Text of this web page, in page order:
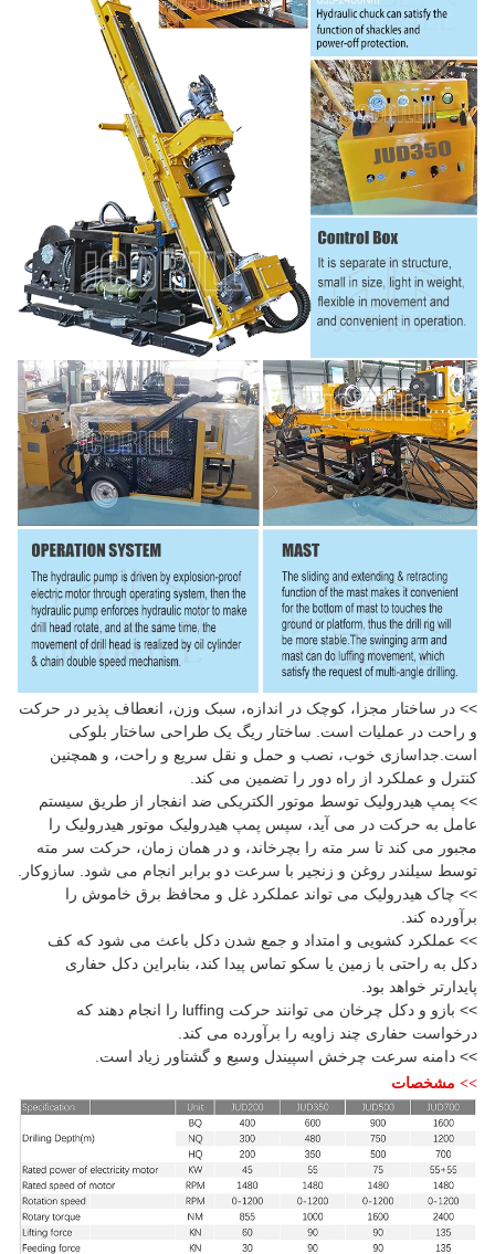
>> در ساختار مجزا، کوچک در اندازه، سبک وزن، انعطاف پذیر در حرکت
و راحت در عملیات است. ساختار ریگ یک طراحی ساختار بلوکی
است.جداسازی خوب، نصب و حمل و نقل سریع و راحت، و همچنین
کنترل و عملکرد از راه دور را تضمین می کند.
>> پمپ هیدرولیک توسط موتور الکتریکی ضد انفجار از طریق سیستم
عامل به حرکت در می آید، سپس پمپ هیدرولیک موتور هیدرولیک را
مجبور می کند تا سر مته را بچرخاند، و در همان زمان، حرکت سر مته
توسط سیلندر روغن و زنجیر با سرعت دو برابر انجام می شود. سازوکار.
>> چاک هیدرولیک می تواند عملکرد غل و محافظ برق خاموش را
برآورده کند.
>> عملکرد کشویی و امتداد و جمع شدن دکل باعث می شود که کف
دکل به راحتی با زمین یا سکو تماس پیدا کند، بنابراین دکل حفاری
پایدارتر خواهد بود.
>> بازو و دکل چرخان می توانند حرکت luffing را انجام دهند که
درخواست حفاری چند زاویه را برآورده می کند.
>> دامنه سرعت چرخش اسپیندل وسیع و گشتاور زیاد است.
>> مشخصات